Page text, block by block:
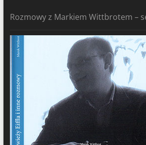
Rozmowy z Markiem Wittbrotem –